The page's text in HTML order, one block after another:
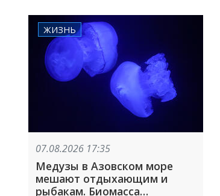
ЖИЗНЬ
07.08.2026 17:35
Медузы в Азовском море
мешают отдыхающим и
рыбакам. Биомасса